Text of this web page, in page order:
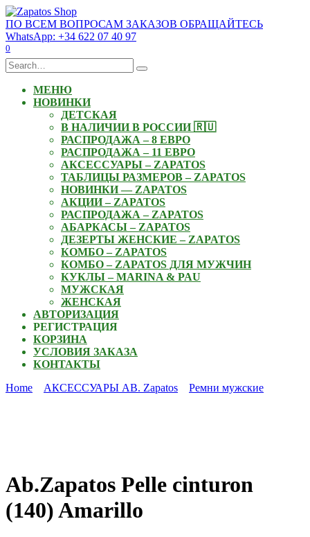
Skip
to
content
ПО ВСЕМ ВОПРОСАМ ЗАКАЗОВ ОБРАЩАЙТЕСЬ
WhatsApp: +34 622 07 40 97
0
Search
for:
МЕНЮ
НОВИНКИ
ДЕТСКАЯ
В НАЛИЧИИ В РОССИИ 🇷🇺
РАСПРОДАЖА – 8 ЕВРО
РАСПРОДАЖА – 11 ЕВРО
АКСЕССУАРЫ – ZAPATOS
ТАБЛИЦЫ РАЗМЕРОВ – ZAPATOS
НОВИНКИ — ZAPATOS
АКЦИИ – ZAPATOS
РАСПРОДАЖА – ZAPATOS
АБАРКАСЫ – ZAPATOS
ДЕЗЕРТЫ ЖЕНСКИЕ – ZAPATOS
КОМБО – ZAPATOS
КОМБО – ZAPATOS ДЛЯ МУЖЧИН
КУКЛЫ – MARINA & PAU
МУЖСКАЯ
ЖЕНСКАЯ
АВТОРИЗАЦИЯ
РЕГИСТРАЦИЯ
КОРЗИНА
УСЛОВИЯ ЗАКАЗА
КОНТАКТЫ
Home
АКСЕССУАРЫ AB. Zapatos Ремни мужские
Ab.Zapatos Pelle cinturon
(140) Amarillo